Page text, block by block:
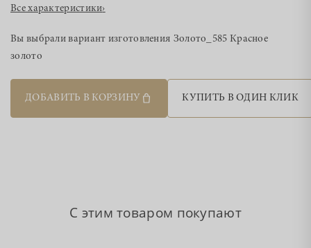
Все характеристики›
Вы выбрали вариант изготовления Золото_585 Красное
золото
ДОБАВИТЬ В КОРЗИНУ КУПИТЬ В ОДИН КЛИК
С этим товаром покупают